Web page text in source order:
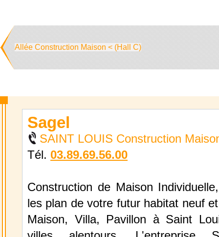
Allée Construction Maison < (Hall C)
Sagel
SAINT LOUIS Construction
Tél. 03.89.69.56.00
Construction de Maison
les plan de votre futur habitat neuf
Maison, Villa, Pavillon à Saint